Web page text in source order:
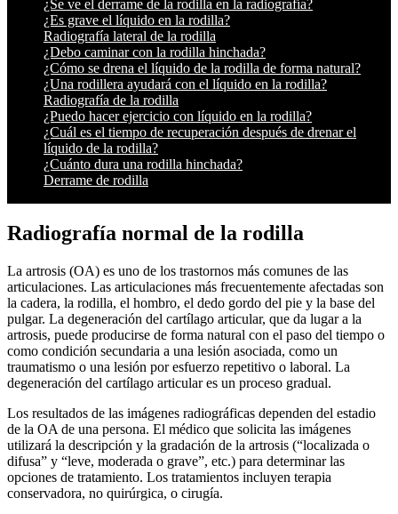
¿Se ve el derrame de la rodilla en la radiografía?
¿Es grave el líquido en la rodilla?
Radiografía lateral de la rodilla
¿Debo caminar con la rodilla hinchada?
¿Cómo se drena el líquido de la rodilla de forma natural?
¿Una rodillera ayudará con el líquido en la rodilla?
Radiografía de la rodilla
¿Puedo hacer ejercicio con líquido en la rodilla?
¿Cuál es el tiempo de recuperación después de drenar el
líquido de la rodilla?
¿Cuánto dura una rodilla hinchada?
Derrame de rodilla
Radiografía normal de la rodilla
La artrosis (OA) es uno de los trastornos más comunes de las
articulaciones. Las articulaciones más frecuentemente afectadas son
la cadera, la rodilla, el hombro, el dedo gordo del pie y la base del
pulgar. La degeneración del cartílago articular, que da lugar a la
artrosis, puede producirse de forma natural con el paso del tiempo o
como condición secundaria a una lesión asociada, como un
traumatismo o una lesión por esfuerzo repetitivo o laboral. La
degeneración del cartílago articular es un proceso gradual.
Los resultados de las imágenes radiográficas dependen del estadio
de la OA de una persona. El médico que solicita las imágenes
utilizará la descripción y la gradación de la artrosis (“localizada o
difusa” y “leve, moderada o grave”, etc.) para determinar las
opciones de tratamiento. Los tratamientos incluyen terapia
conservadora, no quirúrgica, o cirugía.